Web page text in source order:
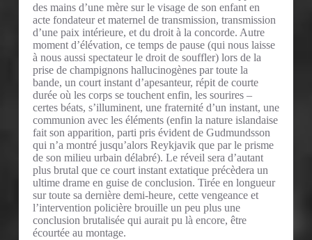
des mains d’une mère sur le visage de son enfant en
acte fondateur et maternel de transmission, transmission
d’une paix intérieure, et du droit à la concorde. Autre
moment d’élévation, ce temps de pause (qui nous laisse
à nous aussi spectateur le droit de souffler) lors de la
prise de champignons hallucinogènes par toute la
bande, un court instant d’apesanteur, répit de courte
durée où les corps se touchent enfin, les sourires –
certes béats, s’illuminent, une fraternité d’un instant, une
communion avec les éléments (enfin la nature islandaise
fait son apparition, parti pris évident de Gudmundsson
qui n’a montré jusqu’alors Reykjavik que par le prisme
de son milieu urbain délabré). Le réveil sera d’autant
plus brutal que ce court instant extatique précèdera un
ultime drame en guise de conclusion. Tirée en longueur
sur toute sa dernière demi-heure, cette vengeance et
l’intervention policière brouille un peu plus une
conclusion brutalisée qui aurait pu là encore, être
écourtée au montage.